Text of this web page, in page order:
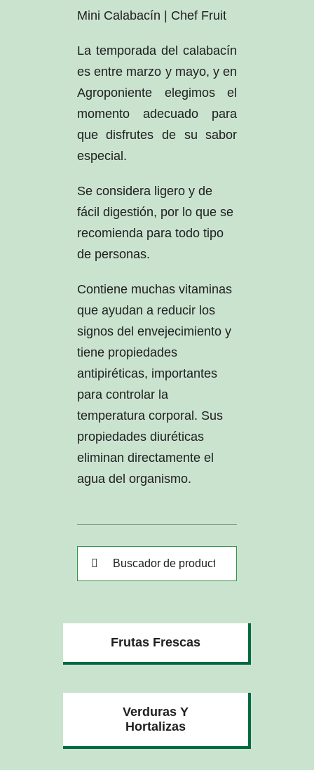
Mini Calabacín | Chef Fruit
La temporada del calabacín
es entre marzo y mayo, y en
Agroponiente elegimos el
momento adecuado para
que disfrutes de su sabor
especial.
Se considera ligero y de
fácil digestión, por lo que se
recomienda para todo tipo
de personas.
Contiene muchas vitaminas
que ayudan a reducir los
signos del envejecimiento y
tiene propiedades
antipiréticas, importantes
para controlar la
temperatura corporal. Sus
propiedades diuréticas
eliminan directamente el
agua del organismo.
Buscar:
Frutas Frescas
Verduras Y
Hortalizas